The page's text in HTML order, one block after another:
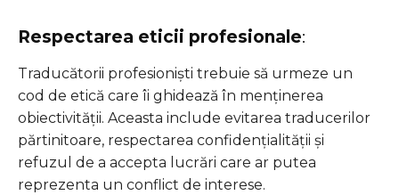
Respectarea eticii profesionale:
Traducătorii profesioniști trebuie să urmeze un
cod de etică care îi ghidează în menținerea
obiectivității. Aceasta include evitarea traducerilor
părtinitoare, respectarea confidențialității și
refuzul de a accepta lucrări care ar putea
reprezenta un conflict de interese.